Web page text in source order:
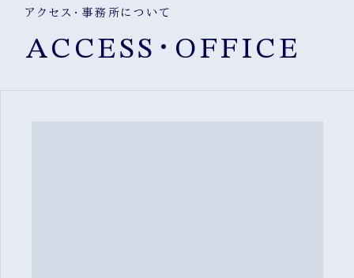
アクセス・事務所について
ACCESS・OFFICE